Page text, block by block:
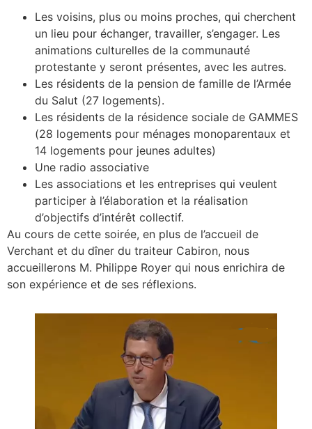
Les voisins, plus ou moins proches, qui cherchent
un lieu pour échanger, travailler, s’engager. Les
animations culturelles de la communauté
protestante y seront présentes, avec les autres.
Les résidents de la pension de famille de l’Armée
du Salut (27 logements).
Les résidents de la résidence sociale de GAMMES
(28 logements pour ménages monoparentaux et
14 logements pour jeunes adultes)
Une radio associative
Les associations et les entreprises qui veulent
participer à l’élaboration et la réalisation
d’objectifs d’intérêt collectif.
Au cours de cette soirée, en plus de l’accueil de
Verchant et du dîner du traiteur Cabiron, nous
accueillerons M. Philippe Royer qui nous enrichira de
son expérience et de ses réflexions.